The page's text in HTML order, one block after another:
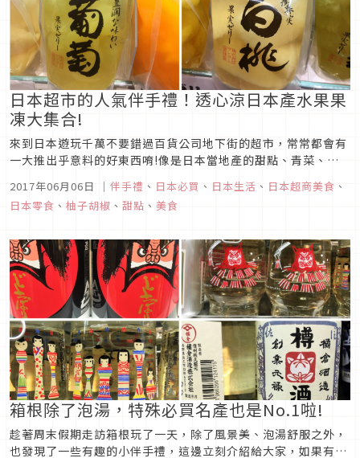
日本超市的人氣伴手禮！透心涼日本產水果果
凍大集合!
來到日本遊玩千萬不要錯過百貨公司地下街的超市，常常都會有
一大推出乎意料的好東西唷!像是日本當地產的甜點、青菜、水
理，想買回台灣送人會自己吃也無法，但這次柚子胡椒發現了一
個可以帶回台灣的東西，那就是日本產的水果果凍。光看到一袋
2017年06月06日 ｜ 伴手禮 、 日本必買 、 日本生活 、 日本超商美食 、
日本零食 、 柚子胡椒 、 甜點 、 美食
箱根除了泡湯，特殊必買名產也是No.1啦!
趁著周末假期走訪箱根玩了一天，除了風景美、泡湯舒服之外，
也發現了一些有趣的小伴手禮，這邊立刻介紹給大家，如果有喜